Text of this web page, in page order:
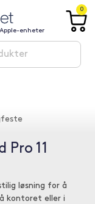
enheter
0
Pro 11
løsning for å
kontoret eller i